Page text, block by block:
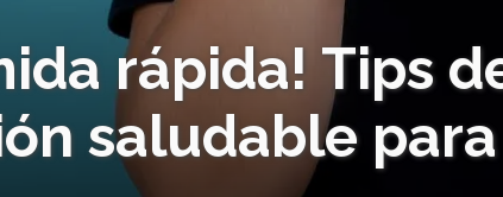
rápida! Tips
saludable